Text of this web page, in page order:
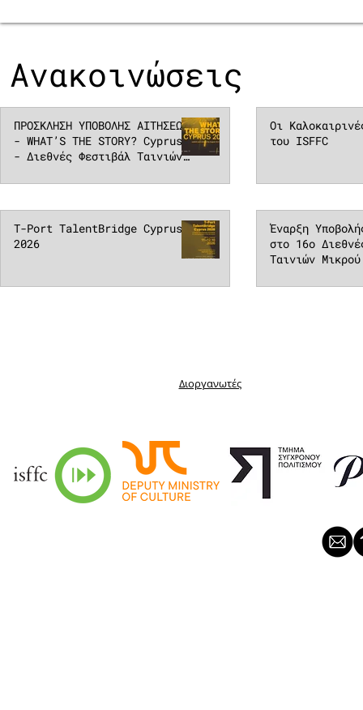
Ανακοινώσεις
ΠΡΟΣΚΛΗΣΗ ΥΠΟΒΟΛΗΣ ΑΙΤΗΣΕΩΝ
- WHAT’S THE STORY? Cyprus
- Διεθνές Φεστιβάλ Ταινιών
(ISFFC)
Οι
του ISFFC
T-Port TalentBridge Cyprus
2026
Έναρξη
στο 16o
Ταινιών
Διοργανωτές